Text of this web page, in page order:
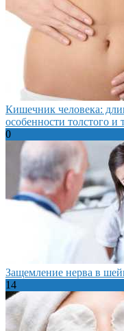
Кишечник человека:
особенности толстого и
0
Защемление нерва в
14